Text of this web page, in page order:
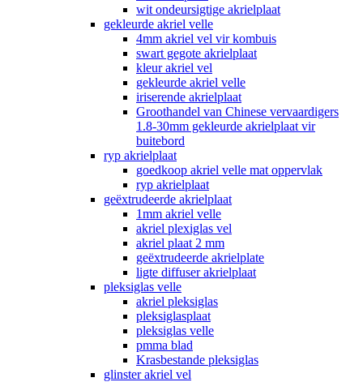
wit ondeursigtige akrielplaat
gekleurde akriel velle
4mm akriel vel vir kombuis
swart gegote akrielplaat
kleur akriel vel
gekleurde akriel velle
iriserende akrielplaat
Groothandel van Chinese vervaardigers
1.8-30mm gekleurde akrielplaat vir
buitebord
ryp akrielplaat
goedkoop akriel velle mat oppervlak
ryp akrielplaat
geëxtrudeerde akrielplaat
1mm akriel velle
akriel plexiglas vel
akriel plaat 2 mm
geëxtrudeerde akrielplate
ligte diffuser akrielplaat
pleksiglas velle
akriel pleksiglas
pleksiglasplaat
pleksiglas velle
pmma blad
Krasbestande pleksiglas
glinster akriel vel